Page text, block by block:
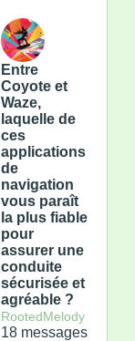
Entre
Coyote et
Waze,
laquelle de
ces
applications
de
navigation
vous paraît
la plus fiable
pour
assurer une
conduite
sécurisée et
agréable ?
RootedMelody
18 messages